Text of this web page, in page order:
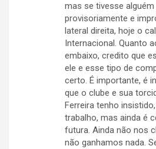
mas se tivesse alguém
provisoriamente e
lateral direita, hoje o
Internacional. Quanto
embaixo, credito que
ele e esse tipo de
certo. É importante, é
que o clube e sua
Ferreira tenho
trabalho, mas ainda é
futura. Ainda não nos
não ganhamos nada.